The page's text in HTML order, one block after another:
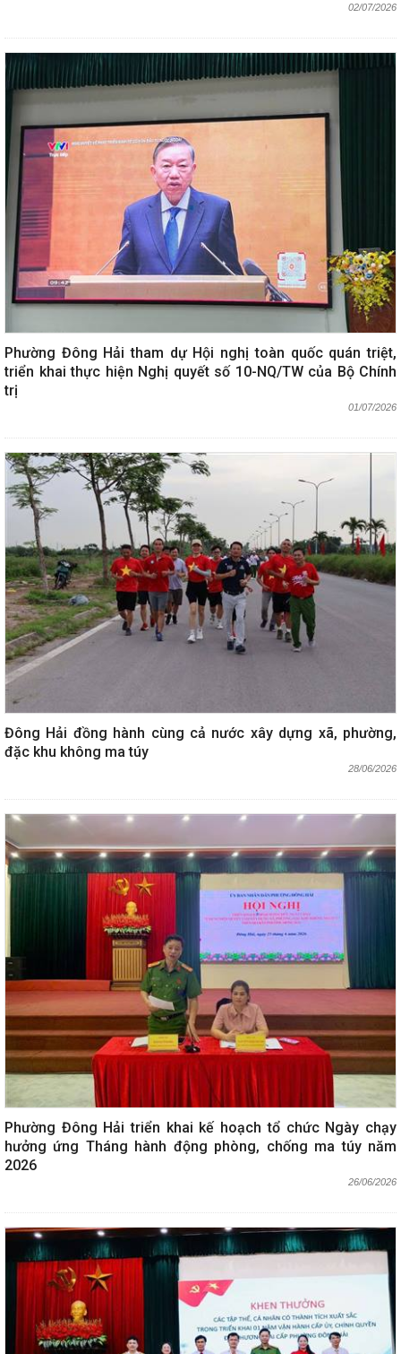
02/07/2026
Phường Đông Hải tham dự Hội nghị toàn quốc quán triệt,
triển khai thực hiện Nghị quyết số 10-NQ/TW của Bộ Chính
trị
01/07/2026
Đông Hải đồng hành cùng cả nước xây dựng xã, phường,
đặc khu không ma túy
28/06/2026
Phường Đông Hải triển khai kế hoạch tổ chức Ngày chạy
hưởng ứng Tháng hành động phòng, chống ma túy năm
2026
26/06/2026